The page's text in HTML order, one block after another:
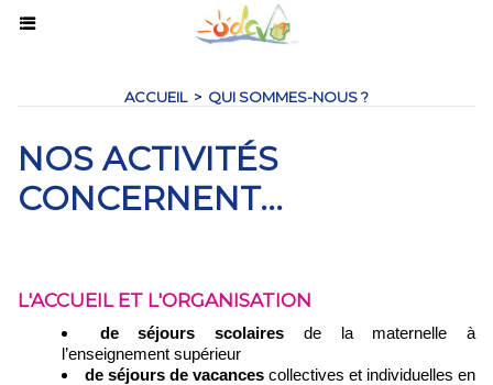
ACCUEIL > QUI SOMMES-NOUS ?
NOS ACTIVITÉS
CONCERNENT...
L'ACCUEIL ET L'ORGANISATION
de séjours scolaires de la maternelle à
l’enseignement supérieur
de séjours de vacances collectives et individuelles en